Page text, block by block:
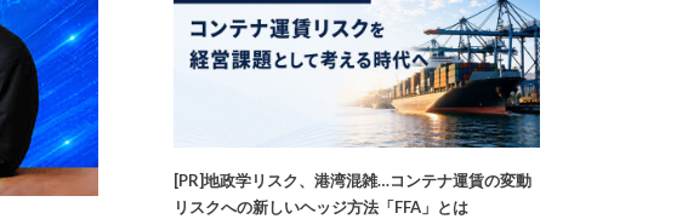
[PR]地政学リスク、港湾混雑…コンテナ運賃の変動
リスクへの新しいヘッジ方法「FFA」とは